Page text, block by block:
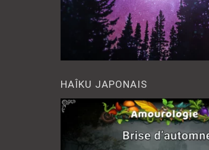
HAÎKU JAPONAIS